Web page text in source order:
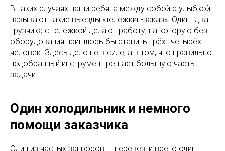
В таких случаях наши ребята между собой с улыбкой
называют такие выезды «тележкин-заказ». Один–два
грузчика с тележкой делают работу, на которую без
оборудования пришлось бы ставить трёх–четырёх
человек. Здесь дело не в силе, а в том, что правильно
подобранный инструмент решает большую часть
задачи.​
Один холодильник и немного
помощи заказчика
Один из частых запросов — перевезти всего один